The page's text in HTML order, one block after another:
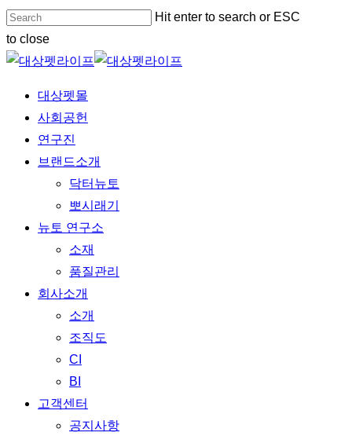
Skip
to
main
Hit enter to search or ESC
to close
Close
Menu 대상펫몰
사회공헌
연구진
브랜드소개
닥터뉴토
뽀시래기
뉴토 연구소
소재
품질관리
회사소개
소개
조직도
CI
BI
고객센터
공지사항